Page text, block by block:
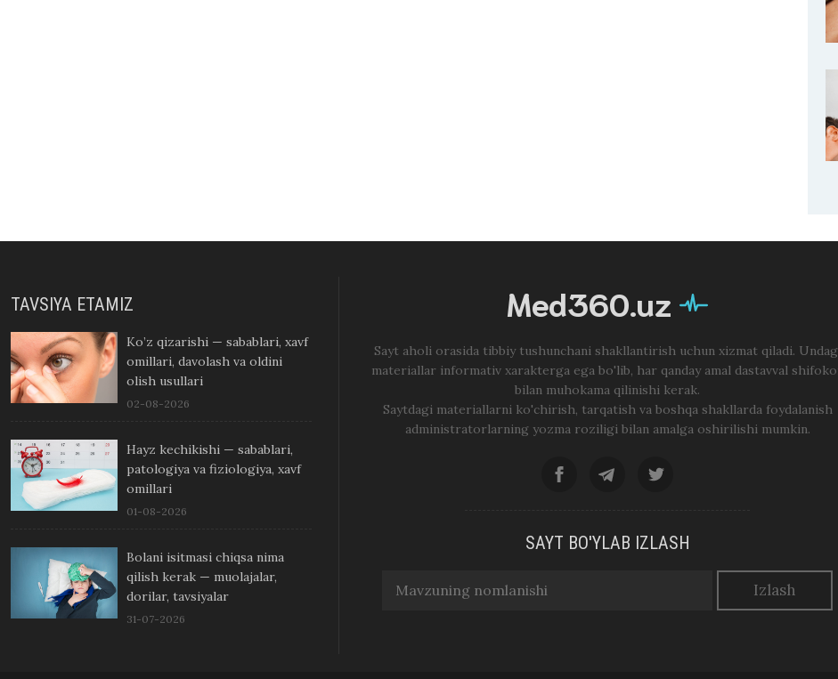
TAVSIYA ETAMIZ
Ko’z qizarishi — sabablari, xavf
omillari, davolash va oldini
olish usullari
02-08-2026
Hayz kechikishi — sabablari,
patologiya va fiziologiya, xavf
omillari
01-08-2026
Bolani isitmasi chiqsa nima
qilish kerak — muolajalar,
dorilar, tavsiyalar
31-07-2026
Med360.uz
Sayt aholi orasida tibbiy tushunchani shakllantirish uchun xizmat qiladi.
materiallar informativ xarakterga ega bo'lib, har qanday amal dastavval
bilan muhokama qilinishi kerak.
Saytdagi materiallarni ko'chirish, tarqatish va boshqa shakllarda foydalanish
administratorlarning yozma roziligi bilan amalga oshirilishi mumkin.
SAYT BO'YLAB IZLASH